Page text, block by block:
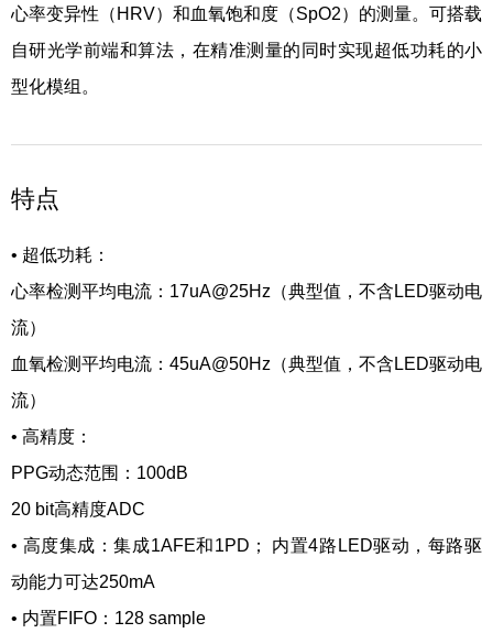
心率变异性（HRV）和血氧饱和度（SpO2）的测量。可搭载
自研光学前端和算法，在精准测量的同时实现超低功耗的小
型化模组。
特点
• 超低功耗：
心率检测平均电流：17uA@25Hz（典型值，不含LED驱动电
流）
血氧检测平均电流：45uA@50Hz（典型值，不含LED驱动电
流）
• 高精度：
PPG动态范围：100dB
20 bit高精度ADC
• 高度集成：集成1AFE和1PD； 内置4路LED驱动，每路驱
动能力可达250mA
• 内置FIFO：128 sample